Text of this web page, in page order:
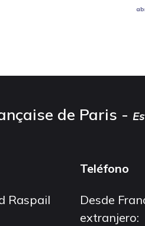
de Paris -
Raspail
Teléfono
Desde
extranjero: